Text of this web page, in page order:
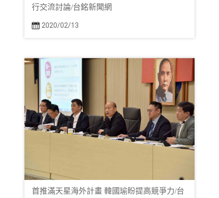
行交流討論/台銘新聞網
2020/02/13
首推滿天星海外計畫 韓國瑜盼提高競爭力/台